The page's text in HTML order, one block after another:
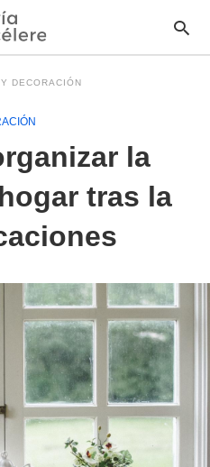
DECORACIÓN
la
tras la